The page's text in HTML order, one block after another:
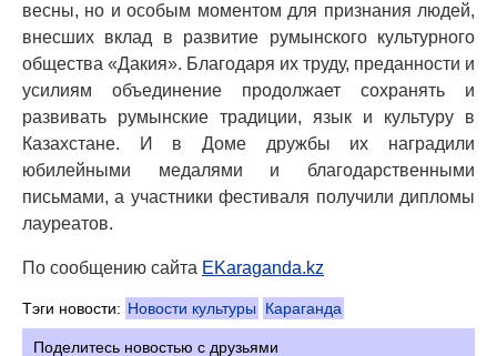
весны, но и особым моментом для признания людей,
внесших вклад в развитие румынского культурного
общества «Дакия». Благодаря их труду, преданности и
усилиям объединение продолжает сохранять и
развивать румынские традиции, язык и культуру в
Казахстане. И в Доме дружбы их наградили
юбилейными медалями и благодарственными
письмами, а участники фестиваля получили дипломы
лауреатов.
По сообщению сайта EKaraganda.kz
Тэги новости: Новости культуры Караганда
Поделитесь новостью с друзьями